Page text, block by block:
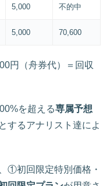
5,000 不的中
5,000 70,600
円（舟券代）＝回収
を超える専属予想
するアナリスト達によ
①初回限定特別価格・